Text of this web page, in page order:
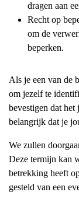
dragen aan
Recht op
om de
beperken.
Als je een van de
om jezelf te
bevestigen dat het
belangrijk dat je
We zullen
Deze termijn kan
betrekking heeft
gesteld van een